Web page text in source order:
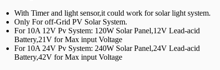
With Timer and light sensor,it could work for solar light system.
Only For off-Grid PV Solar System.
For 10A 12V Pv System: 120W Solar Panel,12V Lead-acid
Battery,21V for Max input Voltage
For 10A 24V Pv System: 240W Solar Panel,24V Lead-acid
Battery,42V for Max input Voltage